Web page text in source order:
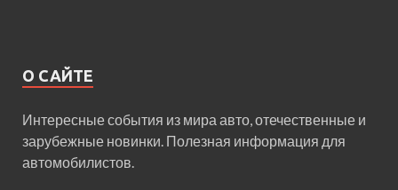
О САЙТЕ
Интересные события из мира авто, отечественные и
зарубежные новинки. Полезная информация для
автомобилистов.